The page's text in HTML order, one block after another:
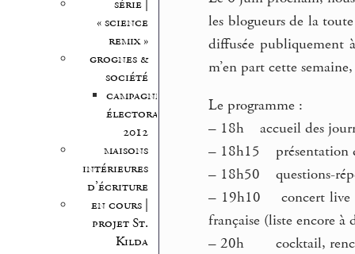
série |
« science
remix »
grognes &
société
campagne
électorale
2012
maisons
intérieures
d’écriture
en cours |
projet St.
Kilda
les blogueurs de la
diffusée publiquement
m’en part cette
Le programme :
– 18h accueil des
– 18h15 présentation
– 18h50 questions-
– 19h10 concert live
française (liste encore à
– 20h cocktail,